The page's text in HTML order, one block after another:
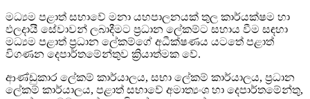
මධ්‍යම පළාත් සභාවේ මනා යහපාලනයක් තුල කාර්යක්ෂම හා
ඵලදායී සේවාවන් ලබාදීමට ප්‍රධාන ලේකම්ට සහාය වීම සඳහා
මධ්‍යම පළාත් ප්‍රධාන ලේකම්ගේ අධීක්ෂණය යටතේ පළාත්
විගණන දෙපාර්තමේන්තුව ක්‍රියාත්මක වේ.
ආණ්ඩුකාර ලේකම් කාර්යාලය, සභා ලේකම් කාර්යාලය, ප්‍රධාන
ලේකම් කාර්යාලය, පළාත් සභාවේ අමාත්‍යංශ හා දෙපාර්තමේන්තු,